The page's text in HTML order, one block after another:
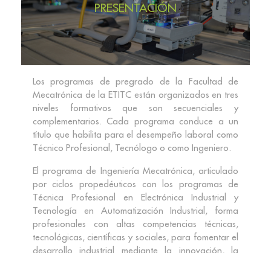
PRESENTACIÓN
Los programas de pregrado de la Facultad de
Mecatrónica de la ETITC están organizados en tres
niveles formativos que son secuenciales y
complementarios. Cada programa conduce a un
título que habilita para el desempeño laboral como
Técnico Profesional, Tecnólogo o como Ingeniero.
El programa de Ingeniería Mecatrónica, articulado
por ciclos propedéuticos con los programas de
Técnica Profesional en Electrónica Industrial y
Tecnología en Automatización Industrial, forma
profesionales con altas competencias técnicas,
tecnológicas, científicas y sociales, para fomentar el
desarrollo industrial mediante la innovación, la